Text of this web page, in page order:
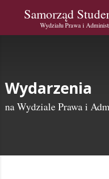
Samorząd
Wydziału Prawa i
Wydarzenia
na Wydziale Prawa i